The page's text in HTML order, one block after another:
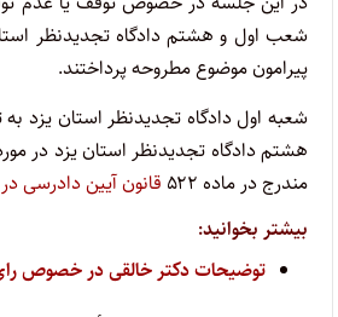
شعب اول و هشتم دادگاه تجدیدنظر
پیرامون موضوع مطروحه پرداختند.
شعبه اول دادگاه تجدیدنظر استان
هشتم دادگاه تجدیدنظر استان یزد در
مندرج در ماده ۵۲۲
قانون آیین دادرسی
بیشتر بخوانید:
توضیحات دکتر خالقی در خصوص